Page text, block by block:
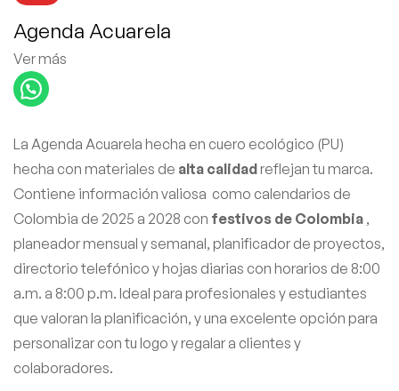
Agenda Acuarela
Ver más
La Agenda Acuarela hecha en cuero ecológico (PU)
hecha con materiales de alta calidadreflejan tu marca.
Contiene información valiosa como calendarios de
Colombia de 2025 a 2028 con festivos de Colombia ,
planeador mensual y semanal, planificador de proyectos,
directorio telefónico y hojas diarias con horarios de 8:00
a.m. a 8:00 p.m. Ideal para profesionales y estudiantes
que valoran la planificación, y una excelente opción para
personalizar con tu logo y regalar a clientes y
colaboradores.